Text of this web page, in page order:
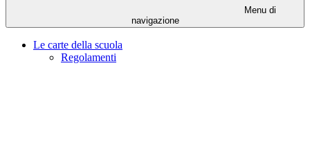
Menu di
navigazione
Le carte della scuola
Regolamenti